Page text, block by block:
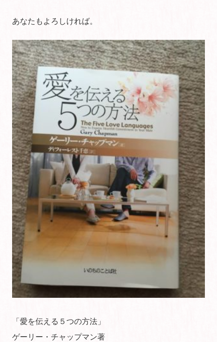
あなたもよろしければ。
「愛を伝える５つの方法」
ゲーリー・チャップマン著